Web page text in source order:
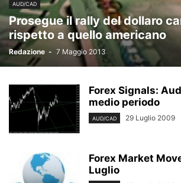
AUD/CAD
Prosegue il rally del dollaro
rispetto a quello americano
Redazione - 7 Maggio 2013
Forex Signals:
medio periodo
AUD/CAD 29 Luglio 2009
Forex Market
Luglio